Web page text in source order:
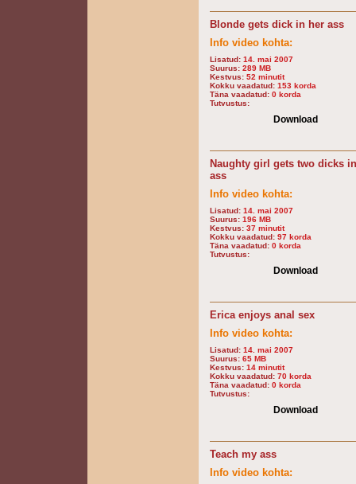
Blonde gets dick in her ass
Info video kohta:
Lisatud: 14. mai 2007
Suurus: 289 MB
Kestvus: 52 minutit
Kokku vaadatud: 153 korda
Täna vaadatud: 0 korda
Tutvustus:
Download
Naughty girl gets two dicks
ass
Info video kohta:
Lisatud: 14. mai 2007
Suurus: 196 MB
Kestvus: 37 minutit
Kokku vaadatud: 97 korda
Täna vaadatud: 0 korda
Tutvustus:
Download
Erica enjoys anal sex
Info video kohta:
Lisatud: 14. mai 2007
Suurus: 65 MB
Kestvus: 14 minutit
Kokku vaadatud: 70 korda
Täna vaadatud: 0 korda
Tutvustus:
Download
Teach my ass
Info video kohta: